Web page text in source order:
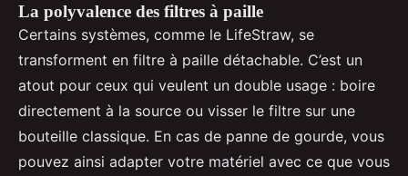
La polyvalence des filtres à paille
Certains systèmes, comme le LifeStraw, se
transforment en filtre à paille détachable. C’est un
atout pour ceux qui veulent un double usage : boire
directement à la source ou visser le filtre sur une
bouteille classique. En cas de panne de gourde, vous
pouvez ainsi adapter votre matériel avec ce que vous